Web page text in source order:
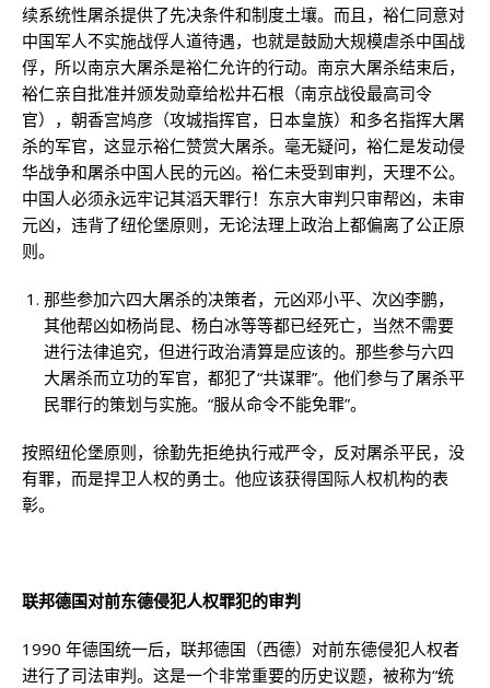
续系统性屠杀提供了先决条件和制度土壤。而且，裕仁同意对
中国军人不实施战俘人道待遇，也就是鼓励大规模虐杀中国战
俘，所以南京大屠杀是裕仁允许的行动。南京大屠杀结束后，
裕仁亲自批准并颁发勋章给松井石根（南京战役最高司令
官），朝香宫鸠彦（攻城指挥官，日本皇族）和多名指挥大屠
杀的军官，这显示裕仁赞赏大屠杀。毫无疑问，裕仁是发动侵
华战争和屠杀中国人民的元凶。裕仁未受到审判，天理不公。
中国人必须永远牢记其滔天罪行！东京大审判只审帮凶，未审
元凶，违背了纽伦堡原则，无论法理上政治上都偏离了公正原
则。
那些参加六四大屠杀的决策者，元凶邓小平、次凶李鹏，
其他帮凶如杨尚昆、杨白冰等等都已经死亡，当然不需要
进行法律追究，但进行政治清算是应该的。那些参与六四
大屠杀而立功的军官，都犯了“共谋罪”。他们参与了屠杀平
民罪行的策划与实施。“服从命令不能免罪”。
按照纽伦堡原则，徐勤先拒绝执行戒严令，反对屠杀平民，没
有罪，而是捍卫人权的勇士。他应该获得国际人权机构的表
彰。
联邦德国对前东德侵犯人权罪犯的审判
1990 年德国统一后，联邦德国（西德）对前东德侵犯人权者
进行了司法审判。这是一个非常重要的历史议题，被称为“统